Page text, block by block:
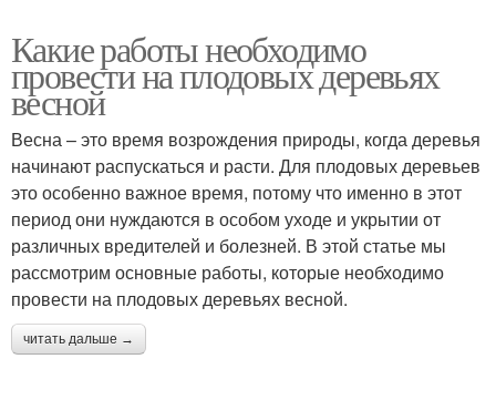
Какие работы необходимо
провести на плодовых деревьях
весной
Весна – это время возрождения природы, когда деревья
начинают распускаться и расти. Для плодовых деревьев
это особенно важное время, потому что именно в этот
период они нуждаются в особом уходе и укрытии от
различных вредителей и болезней. В этой статье мы
рассмотрим основные работы, которые необходимо
провести на плодовых деревьях весной.
читать дальше →